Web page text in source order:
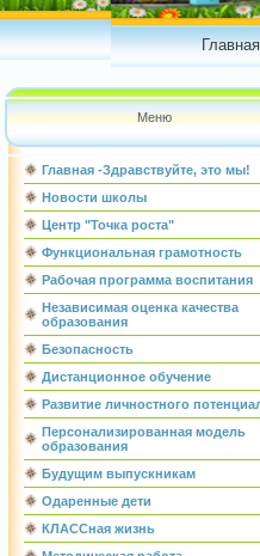
Меню
Главная -Здравствуйте, это мы!
Новости школы
Центр "Точка роста"
Функциональная грамотность
Рабочая программа воспитания
Независимая оценка качества
образования
Безопасность
Дистанционное обучение
Развитие личностного
Персонализированная модель
образования
Будущим выпускникам
Одаренные дети
КЛАССная жизнь